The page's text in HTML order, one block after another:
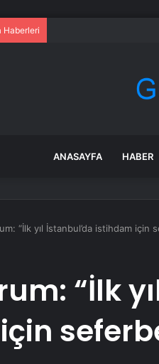
Haberleri
ANASAYFA HABER
“İlk yıl İstanbul’da istihdam için
“İlk